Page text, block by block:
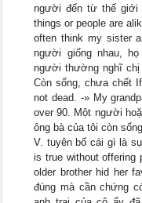
người đến từ thế giới
things or people are
often think my sister
người giống nhau,
người thường nghĩ chị
Còn sống, chưa chết
not dead. -» My
over 90. Một người
ông bà của tôi còn
V. tuyên bố cái gì là
is true without offering
older brother hid her
đúng mà cần chứng